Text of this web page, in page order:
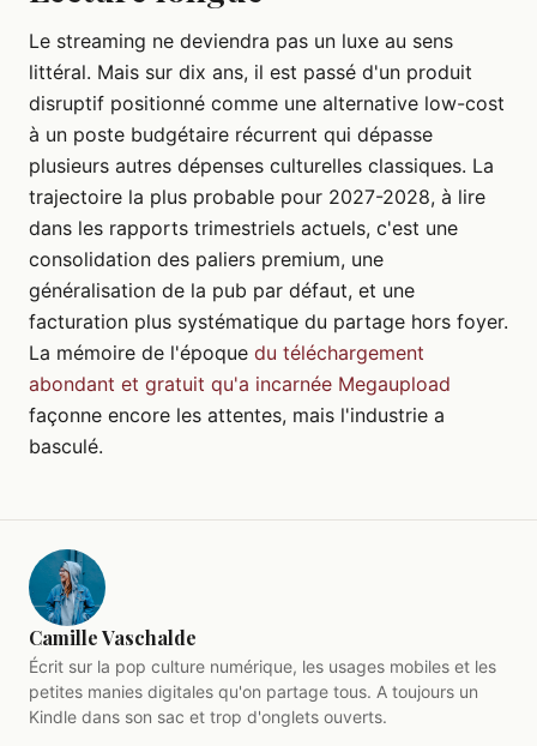
Le streaming ne deviendra pas un luxe au sens
littéral. Mais sur dix ans, il est passé d'un produit
disruptif positionné comme une alternative low-cost
à un poste budgétaire récurrent qui dépasse
plusieurs autres dépenses culturelles classiques. La
trajectoire la plus probable pour 2027-2028, à lire
dans les rapports trimestriels actuels, c'est une
consolidation des paliers premium, une
généralisation de la pub par défaut, et une
facturation plus systématique du partage hors foyer.
La mémoire de l'époque du téléchargement
abondant et gratuit qu'a incarnée Megaupload
façonne encore les attentes, mais l'industrie a
basculé.
Camille Vaschalde
Écrit sur la pop culture numérique, les usages mobiles et les
petites manies digitales qu'on partage tous. A toujours un
Kindle dans son sac et trop d'onglets ouverts.